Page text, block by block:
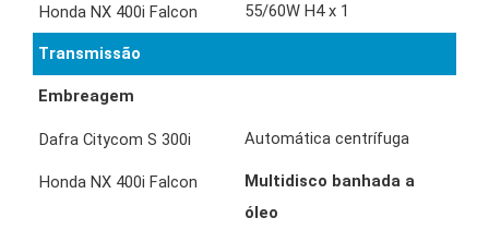
55/60W H4 x 1
Transmissão
Embreagem
Automática centrífuga
Multidisco banhada a
óleo